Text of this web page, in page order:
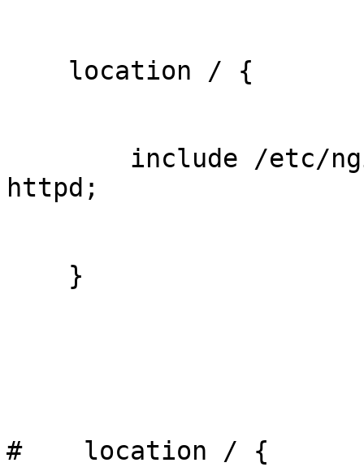
#    location / {